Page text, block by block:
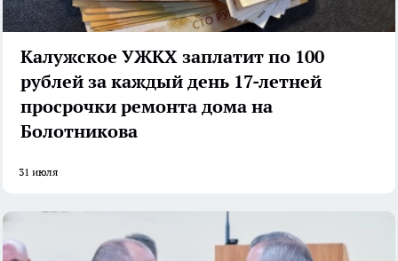
Калужское УЖКХ заплатит по 100
рублей за каждый день 17-летней
просрочки ремонта дома на
Болотникова
31 июля